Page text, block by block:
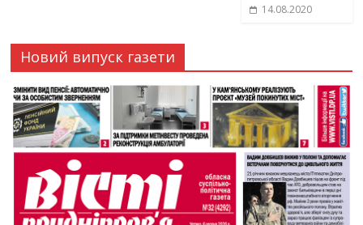
14.08.2020
Новий випуск газети